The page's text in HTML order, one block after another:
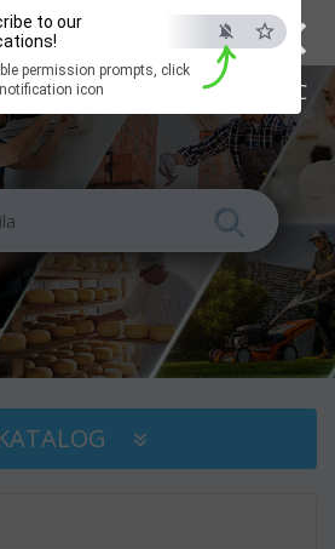
×
ESC
to our
permission prompts, click
icon